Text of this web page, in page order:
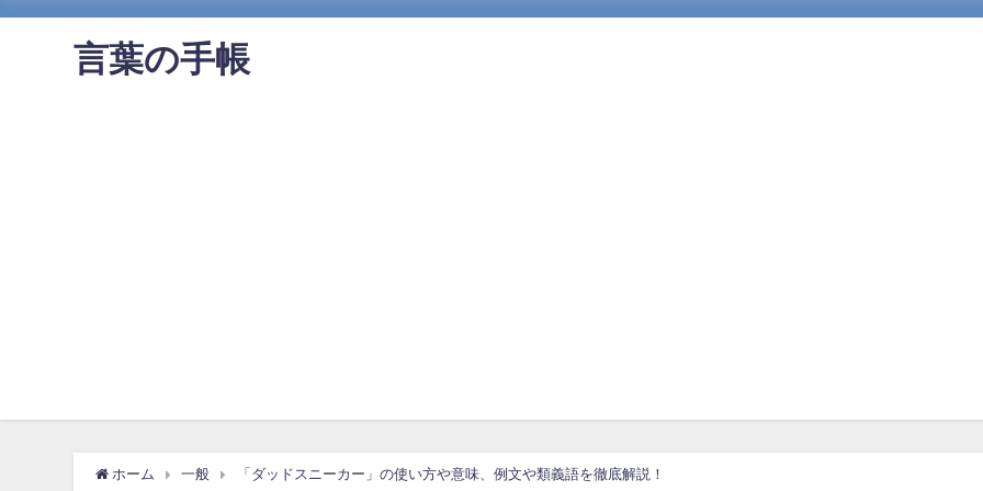
言葉の手帳
ホーム 一般 「ダッドスニーカー」の使い方や意味、例文や類義語を徹底解説！